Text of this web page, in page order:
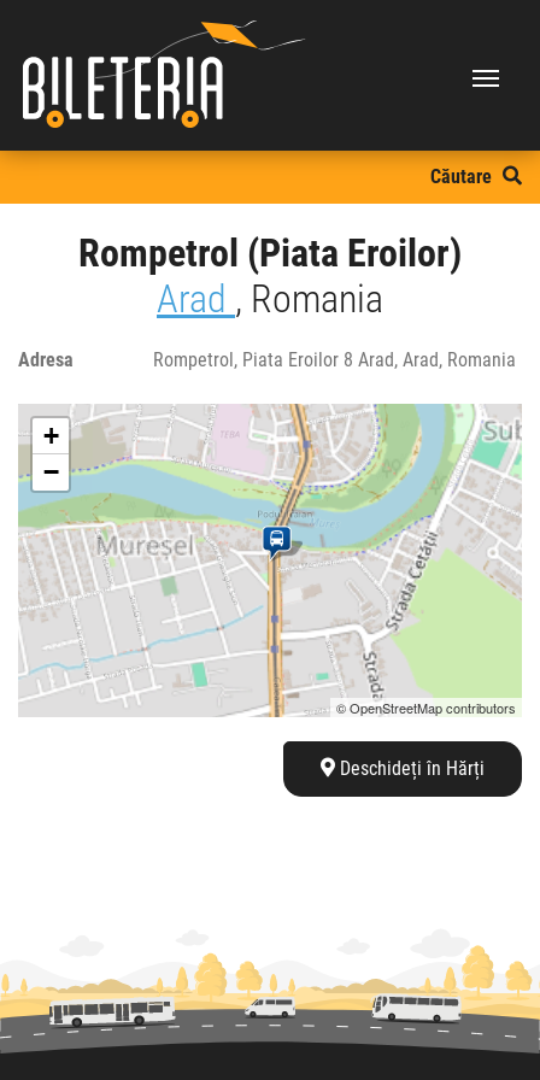
Căutare
Rompetrol (Piata Eroilor)
Arad , Romania
Adresa Rompetrol, Piata Eroilor 8 Arad, Arad, Romania
+
−
© OpenStreetMap contributors
Deschideți în Hărți